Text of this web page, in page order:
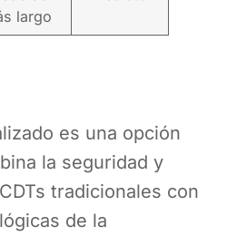
largo
es una opción
la seguridad y
tradicionales con
de la